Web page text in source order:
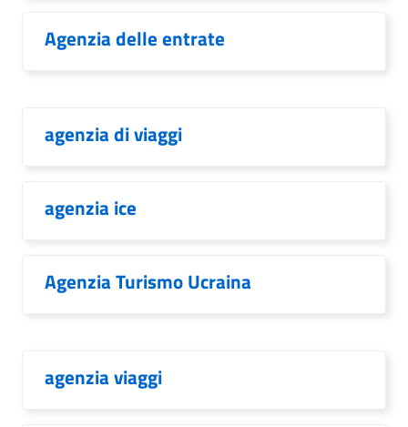
Agenzia delle entrate
agenzia di viaggi
agenzia ice
Agenzia Turismo Ucraina
agenzia viaggi